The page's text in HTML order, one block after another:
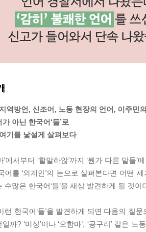
역방언, 신조어, 노동 현장의 언어, 이주민
아닌 한국어‘들’로
기를 낯설게 살펴보다
’에서부터 ‘할말하않’까지 ‘뭔가 다른 말
어를 ‘외계인’의 눈으로 살펴본다면 어떤
수많은 한국어‘들’을 새삼 발견하게 될 것이
런 한국어‘들’을 발견하게 되면 다음의 질문
일까? ‘미싱’이나 ‘오함마’, ‘공구리’ 같은